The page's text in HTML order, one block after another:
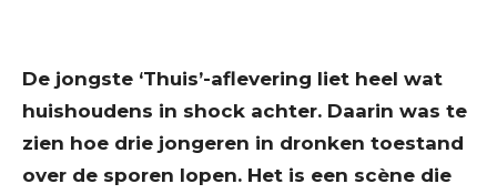
De jongste ‘Thuis’-aflevering liet heel wat
huishoudens in shock achter. Daarin was te
zien hoe drie jongeren in dronken toestand
over de sporen lopen. Het is een scène die